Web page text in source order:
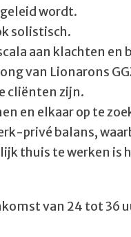
wordt.
solistisch.
aan klachten
van Lionarons
cliënten zijn.
en elkaar op te
privé balans,
thuis te werken is
van 24 tot 36